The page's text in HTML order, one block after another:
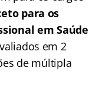
para os
em Saúde
em 2
de múltipla